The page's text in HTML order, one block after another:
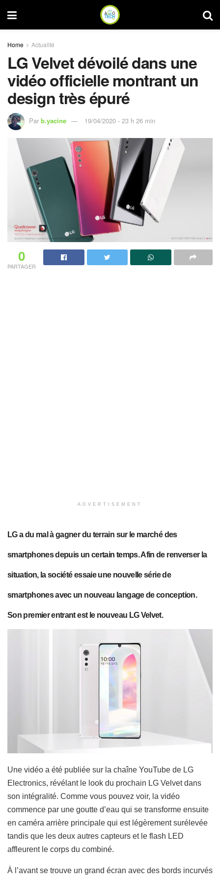
Home Actualité
LG Velvet dévoilé dans une
vidéo officielle montrant un
design très épuré
Par b.yacine 19/04/2020 - 23 h 26 min
0
PARTAGER
ADVERTISEMENT
LG a du mal à gagner du terrain sur le marché des
smartphones depuis un certain temps. Afin de renverser la
situation, la société essaie une nouvelle série de
smartphones avec un nouveau langage de conception.
Son premier entrant est le nouveau LG Velvet.
Une vidéo a été publiée sur la chaîne YouTube de LG
Electronics, révélant le look du prochain LG Velvet dans
son intégralité. Comme vous pouvez voir, la vidéo
commence par une goutte d’eau qui se transforme ensuite
en caméra arrière principale qui est légèrement surélevée
tandis que les deux autres capteurs et le flash LED
affleurent le corps du combiné.
À l’avant se trouve un grand écran avec des bords incurvés